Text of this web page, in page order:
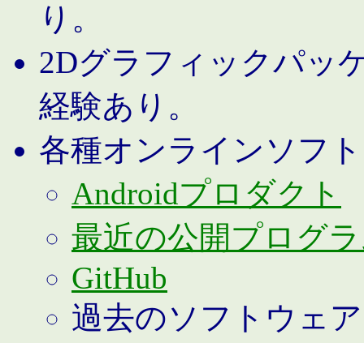
り。
2Dグラフィックパッ
経験あり。
各種オンラインソフ
Androidプロダクト
最近の公開プログ
GitHub
過去のソフトウェア